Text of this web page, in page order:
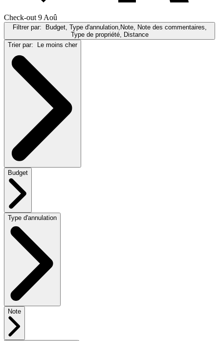
Check-out 9 Aoû
Filtrer par:
Budget, Type d'annulation,Note, Note des commentaires,
Type de propriété, Distance
Trier par:
Le moins cher
Budget
Type d'annulation
Note